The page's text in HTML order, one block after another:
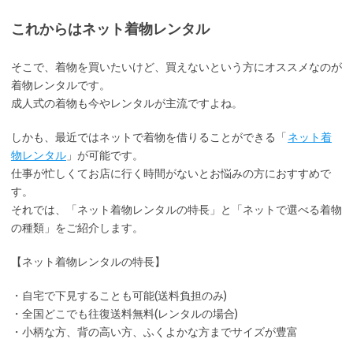
これからはネット着物レンタル
そこで、着物を買いたいけど、買えないという方にオススメなのが
着物レンタルです。
成人式の着物も今やレンタルが主流ですよね。
しかも、最近ではネットで着物を借りることができる「 ネット着
物レンタル 」が可能です。
仕事が忙しくてお店に行く時間がないとお悩みの方におすすめで
す。
それでは、「ネット着物レンタルの特長」と「ネットで選べる着物
の種類」をご紹介します。
【ネット着物レンタルの特長】
・ 自宅で下見することも可能(送料負担のみ)
・全国どこでも往復送料無料(レンタルの場合)
・小柄な方、背の高い方、ふくよかな方までサイズが豊富